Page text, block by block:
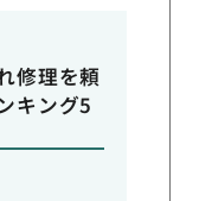
修理を頼
キング5